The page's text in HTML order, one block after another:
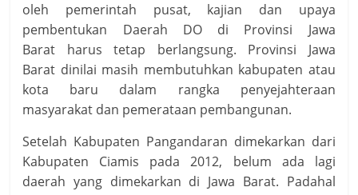
oleh pemerintah pusat, kajian dan upaya
pembentukan Daerah DO di Provinsi Jawa
Barat harus tetap berlangsung. Provinsi Jawa
Barat dinilai masih membutuhkan kabupaten atau
kota baru dalam rangka penyejahteraan
masyarakat dan pemerataan pembangunan.
Setelah Kabupaten Pangandaran dimekarkan dari
Kabupaten Ciamis pada 2012, belum ada lagi
daerah yang dimekarkan di Jawa Barat. Padahal